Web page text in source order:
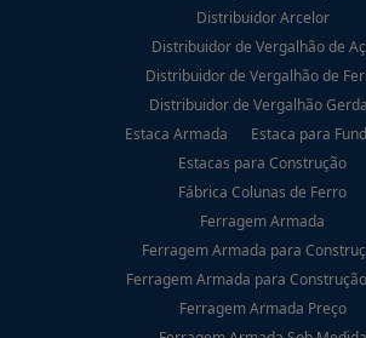
Distribuidor Arcelor
Distribuidor de Vergalhão de
Distribuidor de Vergalhão de
Distribuidor de Vergalhão
Estaca Armada
Estaca para
Estacas para Construção
Fábrica Colunas de Ferro
Ferragem Armada
Ferragem Armada para
Ferragem Armada para
Ferragem Armada Preço